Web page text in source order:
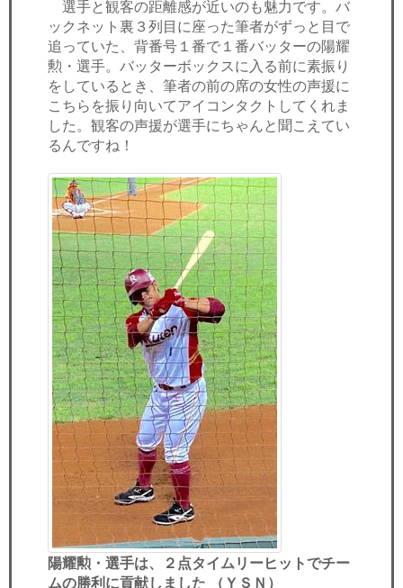
選手と観客の距離感が近いのも魅力です。バ
ックネット裏３列目に座った筆者がずっと目で
追っていた、背番号１番で１番バッターの陽耀
勲・選手。バッターボックスに入る前に素振り
をしているとき、筆者の前の席の女性の声援に
こちらを振り向いてアイコンタクトしてくれま
した。観客の声援が選手にちゃんと聞こえてい
るんですね！
陽耀勲・選手は、２点タイムリーヒットでチー
ムの勝利に貢献しました （ＹＳＮ）